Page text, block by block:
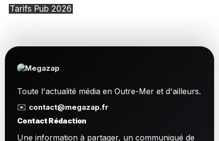
Tarifs Pub 2026
Toute l'actualité média en Outre-Mer et d'ailleurs.
✉️ contact@megazap.fr
Contact Rédaction
Une information à partager, un communiqué de